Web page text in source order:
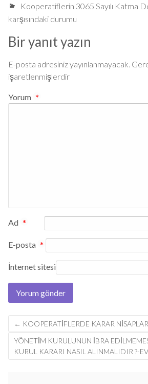
Kooperatiflerin 3065 Sayılı Katma
karşısındaki durumu
Bir yanıt yazın
E-posta adresiniz yayınlanmayacak.
işaretlenmişlerdir
Yorum *
Ad *
E-posta *
İnternet sitesi
Post
navigation
← KOOPERATİFLERDE KARAR
YÖNETIM KURULUNUN IBRA
KURUL KARARI NASIL ALINMALIDIR ?-